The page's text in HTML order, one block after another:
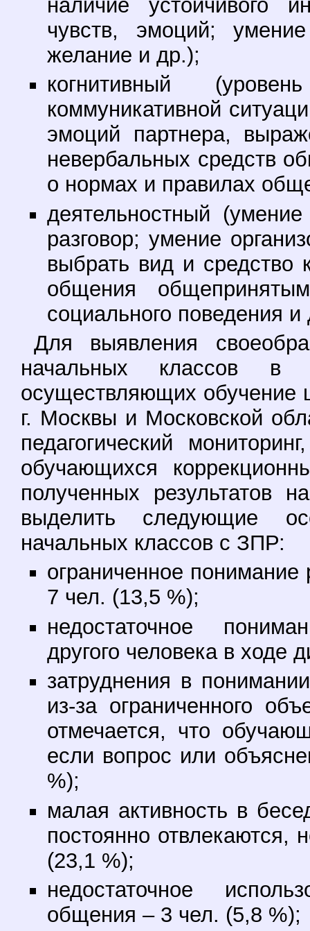
наличие устойчивого
чувств, эмоций;
желание и др.);
когнитивный
коммуникативной
эмоций партнера,
невербальных средств
о нормах и правилах
деятельностный
разговор; умение
выбрать вид и средство
общения
социального поведения и
Для выявления
начальных классов в
осуществляющих обучение
г. Москвы и Московской
педагогический
обучающихся
полученных результатов
выделить следующие
начальных классов с ЗПР:
ограниченное понимание
7 чел. (13,5 %);
недостаточное
другого человека в ходе
затруднения в
из-за ограниченного
отмечается, что
если вопрос или
%);
малая активность в
постоянно отвлекаются,
(23,1 %);
недостаточное
общения – 3 чел. (5,8 %);